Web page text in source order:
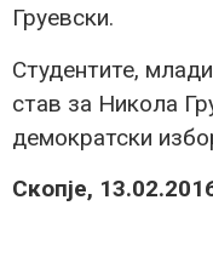
Груевски.
Студентите,
став за Никола
демократски
Скопје,